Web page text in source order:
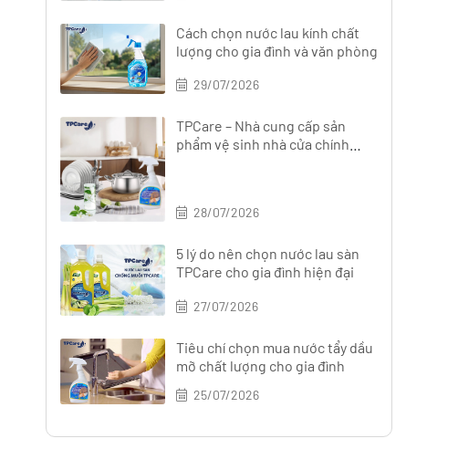
Cách chọn nước lau kính chất
lượng cho gia đình và văn phòng
29/07/2026
TPCare – Nhà cung cấp sản
phẩm vệ sinh nhà cửa chính
28/07/2026
5 lý do nên chọn nước lau sàn
TPCare cho gia đình hiện đại
27/07/2026
Tiêu chí chọn mua nước tẩy dầu
mỡ chất lượng cho gia đình
25/07/2026